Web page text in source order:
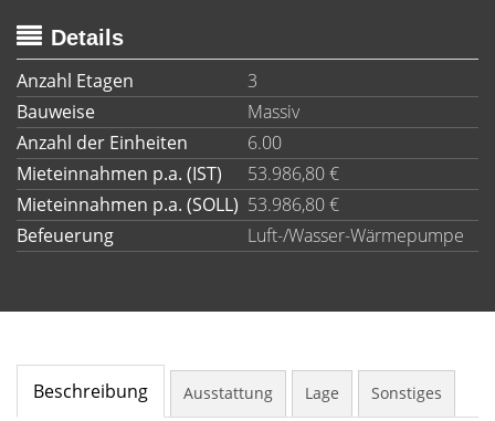
Details
Anzahl Etagen
3
Bauweise
Massiv
Anzahl der Einheiten
6.00
Mieteinnahmen p.a. (IST)
53.986,80 €
Mieteinnahmen p.a. (SOLL) 53.986,80 €
Befeuerung
Luft-/Wasser-Wärmepumpe
Beschreibung Ausstattung Lage Sonstiges